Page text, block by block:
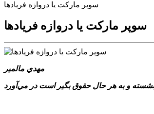
سوپر مارکت يا دروازه فريادها
سوپر مارکت يا دروازه فريادها
مهدي مالمير